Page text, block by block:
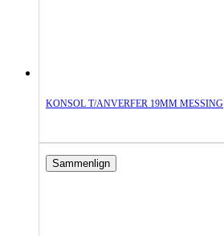
KONSOL T/ANVERFER 19MM MESSING
Sammenlign